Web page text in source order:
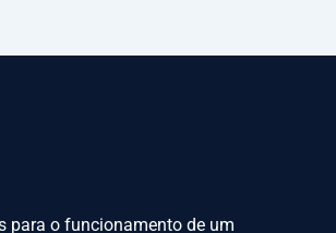
para o funcionamento de um